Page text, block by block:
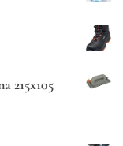
215x105